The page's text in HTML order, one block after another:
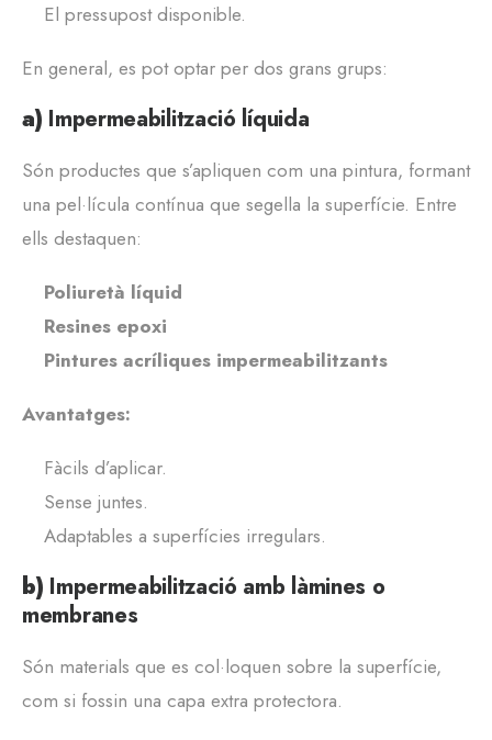
El pressupost disponible.
En general, es pot optar per dos grans grups:
a) Impermeabilització líquida
Són productes que s’apliquen com una pintura, formant
una pel·lícula contínua que segella la superfície. Entre
ells destaquen:
Poliuretà líquid
Resines epoxi
Pintures acríliques impermeabilitzants
Avantatges:
Fàcils d’aplicar.
Sense juntes.
Adaptables a superfícies irregulars.
b) Impermeabilització amb làmines o
membranes
Són materials que es col·loquen sobre la superfície,
com si fossin una capa extra protectora.